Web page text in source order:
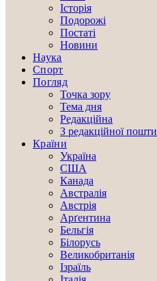
Історія
Подорожі
Постаті
Новини
Наука
Спорт
Погляд
Точка зору
Тема дня
Редакційна
З редакційної пошти
Країни
Україна
США
Канада
Австралія
Австрія
Арґентина
Бельгія
Білорусь
Великобританія
Ізраїль